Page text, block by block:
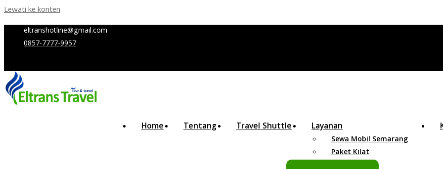
Lewati ke konten
eltranshotline@gmail.com
0857-7777-9957
Home Tentang Travel Shuttle Layanan
Sewa Mobil Semarang
Paket Kilat